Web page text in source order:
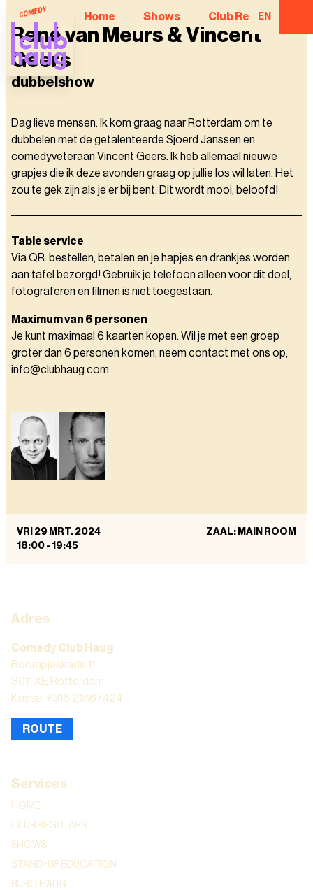
Home Shows Club Regulars
EN
René van Meurs & Vincent
Geers
dubbelshow
Dag lieve mensen. Ik kom graag naar Rotterdam om te
dubbelen met de getalenteerde Sjoerd Janssen en
comedyveteraan Vincent Geers. Ik heb allemaal nieuwe
grapjes die ik deze avonden graag op jullie los wil laten. Het
zou te gek zijn als je er bij bent. Dit wordt mooi, beloofd!
Table service
Via QR: bestellen, betalen en je hapjes en drankjes worden
aan tafel bezorgd! Gebruik je telefoon alleen voor dit doel,
fotograferen en filmen is niet toegestaan.
Maximum van 6 personen
Je kunt maximaal 6 kaarten kopen. Wil je met een groep
groter dan 6 personen komen, neem contact met ons op,
info@clubhaug.com
VRI 29 MRT. 2024
18:00 - 19:45
ZAAL: MAIN ROOM
Adres
Comedy Club Haug
Boompjeskade 11
3011 XE Rotterdam
Kassa: +316 21867424
ROUTE
Services
HOME
CLUB REGULARS
SHOWS
STAND-UP EDUCATION
BURO HAUG